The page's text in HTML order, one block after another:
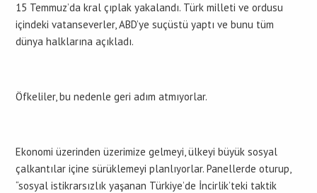
15 Temmuz’da kral çıplak yakalandı. Türk milleti ve ordusu
içindeki vatanseverler, ABD’ye suçüstü yaptı ve bunu tüm
dünya halklarına açıkladı.
Öfkeliler, bu nedenle geri adım atmıyorlar.
Ekonomi üzerinden üzerimize gelmeyi, ülkeyi büyük sosyal
çalkantılar içine sürüklemeyi planlıyorlar. Panellerde oturup,
“sosyal istikrarsızlık yaşanan Türkiye’de İncirlik’teki taktik